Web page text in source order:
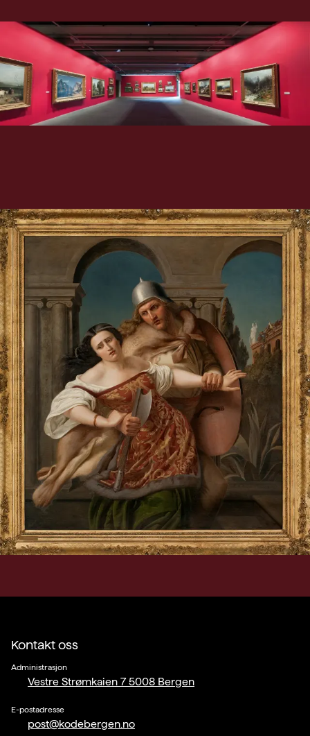
Kontakt oss
Administrasjon
Vestre Strømkaien 7 5008 Bergen
E-postadresse
post@kodebergen.no